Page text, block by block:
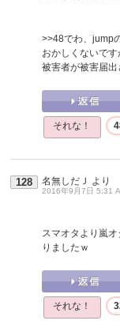
>>48でわ、jump
おかしくないで
被害者が被害届
それな！
128 名無しだＪ より
2016年9月7日 5:31
スマオタより嵐
りましたｗ
それな！